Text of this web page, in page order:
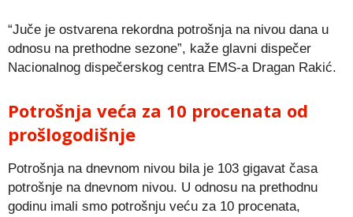
“Juče je ostvarena rekordna potrošnja na nivou dana u
odnosu na prethodne sezone”, kaže glavni dispečer
Nacionalnog dispečerskog centra EMS-a Dragan Rakić.
Potrošnja veća za 10 procenata od
prošlogodišnje
Potrošnja na dnevnom nivou bila je 103 gigavat časa
potrošnje na dnevnom nivou. U odnosu na prethodnu
godinu imali smo potrošnju veću za 10 procenata,